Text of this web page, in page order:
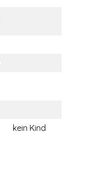
kein Kind